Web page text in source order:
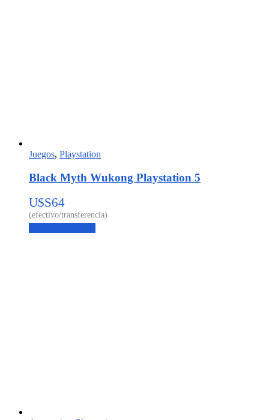
Juegos, Playstation
Black Myth Wukong Playstation 5
U$S64